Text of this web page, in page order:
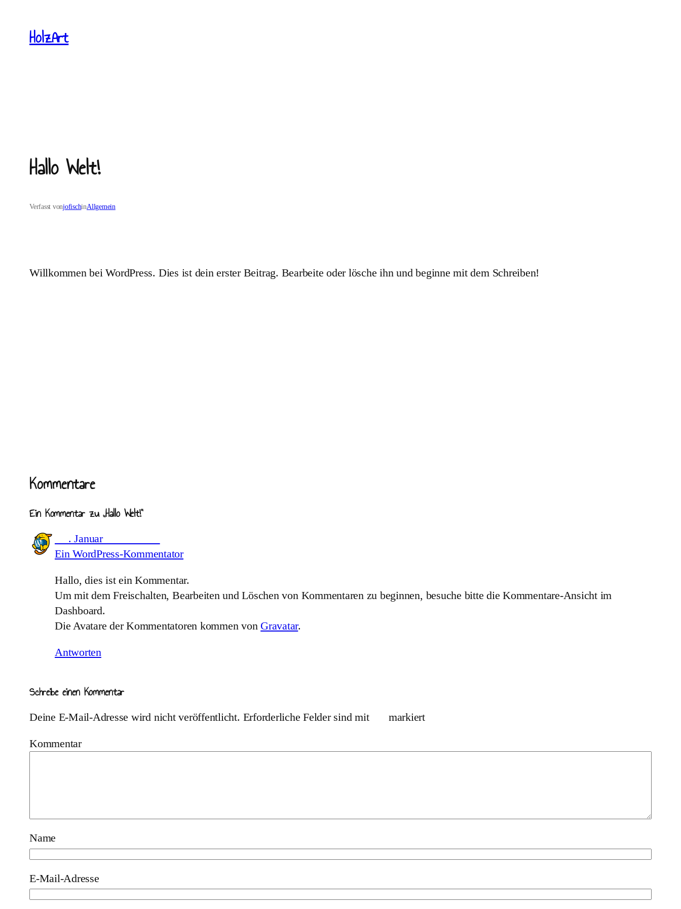
springenHolzArt
Hallo Welt!
Verfasst vonjofischinAllgemein
Willkommen bei WordPress. Dies ist dein erster Beitrag. Bearbeite oder lösche ihn und beginne mit dem Schreiben!
Kommentare
Ein Kommentar zu „Hallo Welt!“
4. Januar 2025
Ein WordPress-Kommentator
Hallo, dies ist ein Kommentar.
Um mit dem Freischalten, Bearbeiten und Löschen von Kommentaren zu beginnen, besuche bitte die Kommentare-Ansicht im
Dashboard.
Die Avatare der Kommentatoren kommen von Gravatar.
Antworten
Schreibe einen Kommentar
Deine E-Mail-Adresse wird nicht veröffentlicht. Erforderliche Felder sind mit markiert
Kommentar
Name
E-Mail-Adresse